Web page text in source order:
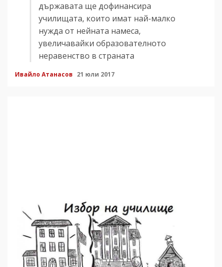
държавата ще дофинансира
училищата, които имат най-малко
нужда от нейната намеса,
увеличавайки образователното
неравенство в страната
Ивайло Атанасов 21 юли 2017